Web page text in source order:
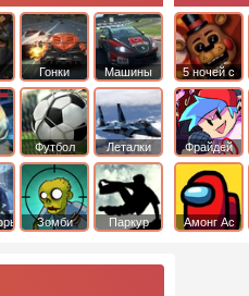
Гонки Машины
Футбол Леталки
Зомби Паркур
5 ночей с
фредди
Фрайдей
Найт
Фанкин
Амонг Ас